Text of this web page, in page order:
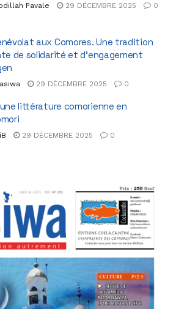
Pavale 29 DÉCEMBRE 2025 0
aux Comores. Une tradition
de solidarité et d’engagement
29 DÉCEMBRE 2025 0
littérature comorienne en
29 DÉCEMBRE 2025 0